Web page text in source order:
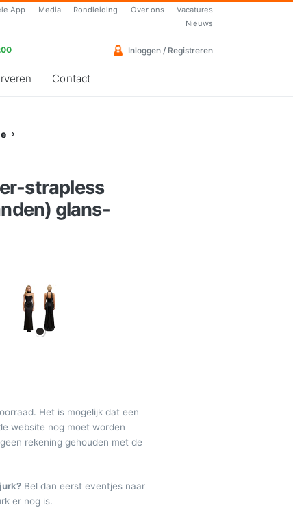
App Media Rondleiding Over ons
Vacatures
Nieuws
Inloggen / Registreren
Contact
strapless
glans-
Het is mogelijk dat een
website nog moet worden
rekening gehouden met de
Bel dan eerst eventjes naar
er nog is.